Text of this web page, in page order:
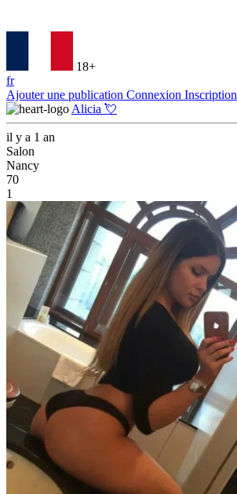
18+
fr
Ajouter une publication Connexion Inscription
Alicia 💘
il y a 1 an
Salon
Nancy
70
1